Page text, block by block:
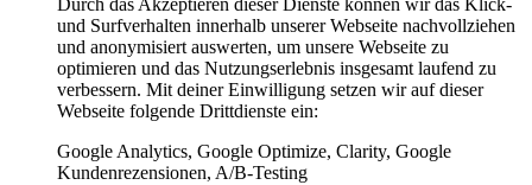
Durch das Akzeptieren dieser Dienste können wir das Klick-
und Surfverhalten innerhalb unserer Webseite nachvollziehen
und anonymisiert auswerten, um unsere Webseite zu
optimieren und das Nutzungserlebnis insgesamt laufend zu
verbessern. Mit deiner Einwilligung setzen wir auf dieser
Webseite folgende Drittdienste ein:
Google Analytics, Google Optimize, Clarity, Google
Kundenrezensionen, A/B-Testing